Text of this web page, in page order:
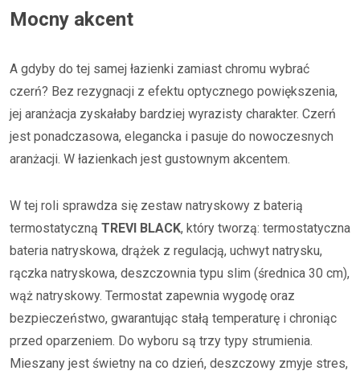
Mocny akcent
A gdyby do tej samej łazienki zamiast chromu wybrać
czerń? Bez rezygnacji z efektu optycznego powiększenia,
jej aranżacja zyskałaby bardziej wyrazisty charakter. Czerń
jest ponadczasowa, elegancka i pasuje do nowoczesnych
aranżacji. W łazienkach jest gustownym akcentem.
W tej roli sprawdza się zestaw natryskowy z baterią
termostatyczną TREVI BLACK, który tworzą: termostatyczna
bateria natryskowa, drążek z regulacją, uchwyt natrysku,
rączka natryskowa, deszczownia typu slim (średnica 30 cm),
wąż natryskowy. Termostat zapewnia wygodę oraz
bezpieczeństwo, gwarantując stałą temperaturę i chroniąc
przed oparzeniem. Do wyboru są trzy typy strumienia.
Mieszany jest świetny na co dzień, deszczowy zmyje stres,